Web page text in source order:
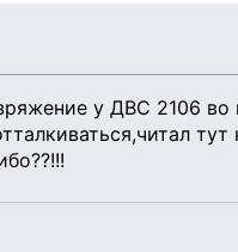
у ДВС 2106 во